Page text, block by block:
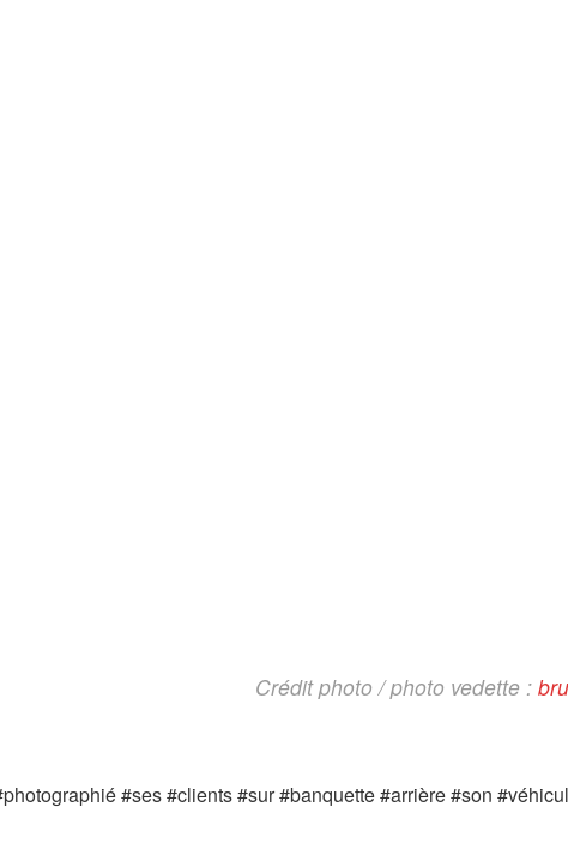
Crédit photo / photo vedette :
#ses #clients #sur #banquette #arrière #son